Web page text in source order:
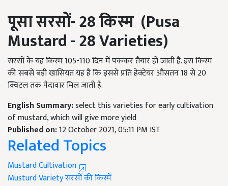
पूसा सरसों-28किस्म (Pusa
Mustard - 28 Varieties)
सरसों के यह किस्म 105-110 दिन में पककर तैयार हो जाती है. इस किस्म
की सबसे बड़ी खासियत यह है कि इससे प्रति हेक्टेयर औसतन 18 से 20
क्विंटल तक पैदावार मिल जाती है.
English Summary:select this varieties for early cultivation
of mustard, which will give more yield
Published on:12 October 2021, 05:11 PM IST
Related Topics
Mustard Cultivation
Musturd Varietyसरसों की किस्में